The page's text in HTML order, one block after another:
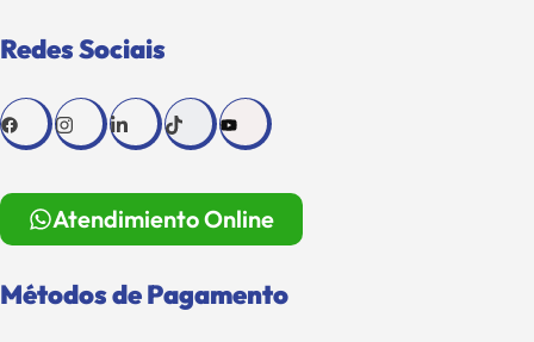
Redes Sociais
Atendimiento Online
Métodos de Pagamento